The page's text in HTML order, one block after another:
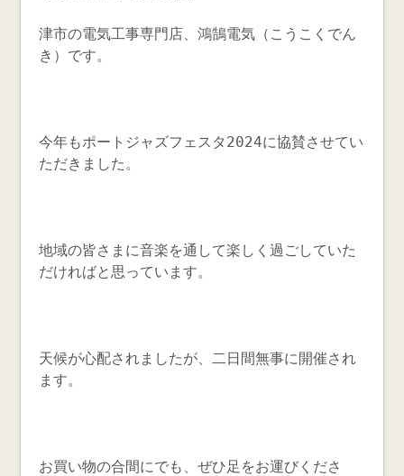
津市の電気工事専門店、鴻鵠電気（こうこくでん
き）です。
今年もポートジャズフェスタ2024に協賛させてい
ただきました。
地域の皆さまに音楽を通して楽しく過ごしていた
だければと思っています。
天候が心配されましたが、二日間無事に開催され
ます。
お買い物の合間にでも、ぜひ足をお運びくださ